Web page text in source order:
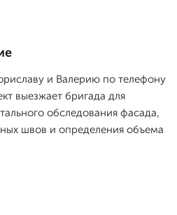
и Валерию по телефону
выезжает бригада для
обследования фасада,
швов и определения объема